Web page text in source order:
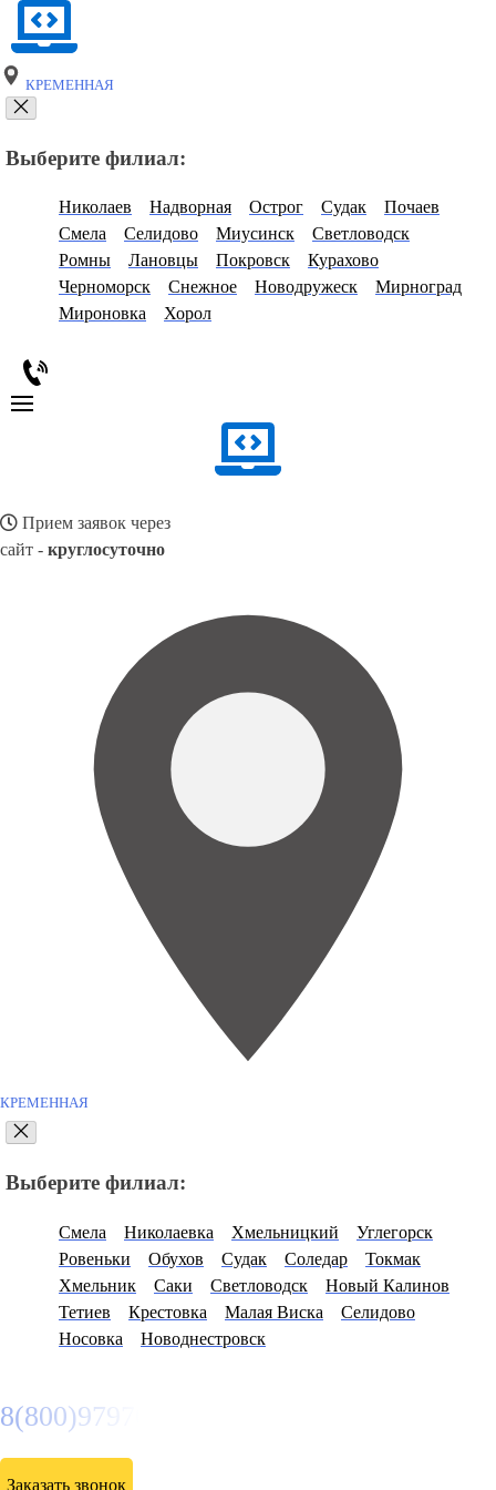
КРЕМЕННАЯ
Выберите филиал:
Николаев Надворная Острог Судак
Почаев
Смела
Селидово Миусинск
Светловодск
Ромны
Лановцы Покровск
Курахово
Черноморск
Снежное Новодружеск
Мирноград
Мироновка
Хорол
Прием заявок через
сайт - круглосуточно
КРЕМЕННАЯ
Выберите филиал:
Смела Николаевка Хмельницкий
Углегорск
Ровеньки
Обухов Судак Соледар
Токмак
Хмельник
Саки Светловодск
Новый Калинов
Тетиев
Крестовка Малая Виска
Селидово
Носовка
Новоднестровск
8(800)9797043
Заказать звонок